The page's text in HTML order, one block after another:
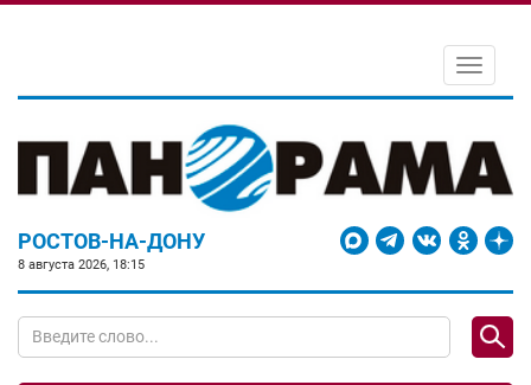
Toggle
РОСТОВ-НА-ДОНУ
8 августа 2026, 18:15